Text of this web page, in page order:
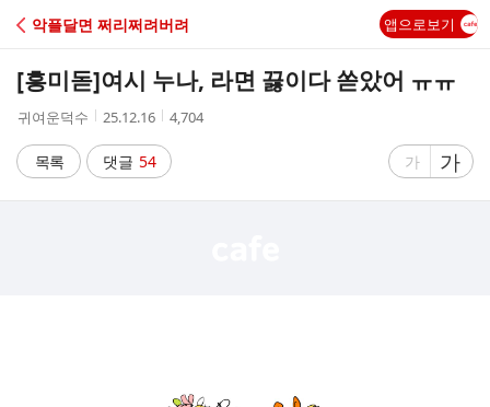
C
A
악플달면 쩌리쩌려버려 앱으로보기
[흥미돋]여시 누나, 라면 끓이다 쏟았어 ㅠㅠ
작
자
귀여운덕수
작
시
간
25.12.16
조
수
4,704
목록 댓글 54
글
가
글
자
가